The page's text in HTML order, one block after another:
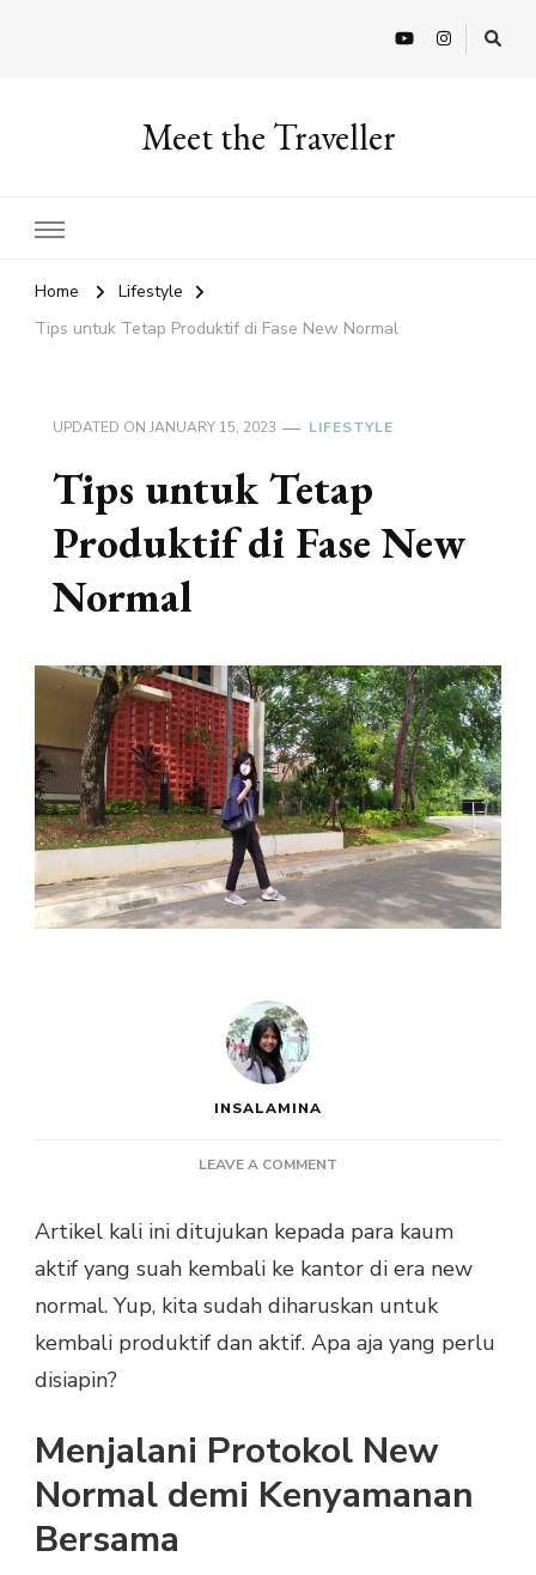
Meet the Traveller
Home
Lifestyle
Tips untuk Tetap Produktif di Fase New Normal
UPDATED ON JANUARY 15, 2023 LIFESTYLE
Tips untuk Tetap
Produktif di Fase New
Normal
INSALAMINA
LEAVE A COMMENT
TETAP
PRODUKTIF
FASE
NEW
Artikel kali ini ditujukan kepada para kaum
aktif yang suah kembali ke kantor di era new
normal. Yup, kita sudah diharuskan untuk
kembali produktif dan aktif. Apa aja yang perlu
disiapin?
Menjalani Protokol New
Normal demi Kenyamanan
Bersama